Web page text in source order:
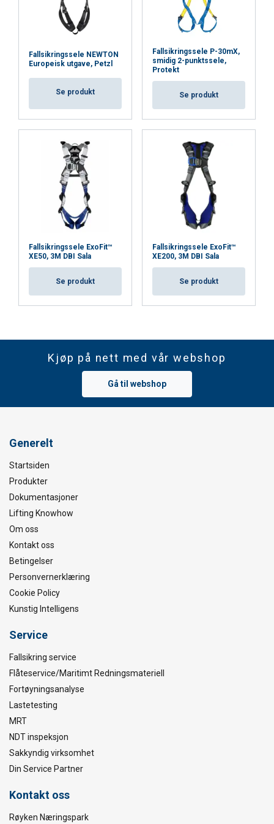
Fallsikringssele NEWTON
Europeisk utgave, Petzl
Se produkt
Fallsikringssele P-30mX,
smidig 2-punktssele,
Protekt
Se produkt
Fallsikringssele ExoFit™
XE50, 3M DBI Sala
Se produkt
Fallsikringssele ExoFit™
XE200, 3M DBI Sala
Se produkt
Kjøp på nett med vår webshop
Gå til webshop
Generelt
Startsiden
Produkter
Dokumentasjoner
Lifting Knowhow
Om oss
Kontakt oss
Betingelser
Personvernerklæring
Cookie Policy
Kunstig Intelligens
Service
Fallsikring service
Flåteservice/Maritimt Redningsmateriell
Fortøyningsanalyse
Lastetesting
MRT
NDT inspeksjon
Sakkyndig virksomhet
Din Service Partner
Kontakt oss
Røyken Næringspark
SHOW DETAILS
Cookie Policy